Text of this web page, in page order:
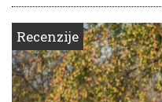
Recenzije